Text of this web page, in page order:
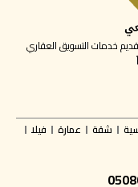
خدمات التسويق العقاري
شقة عمارة
فيلا